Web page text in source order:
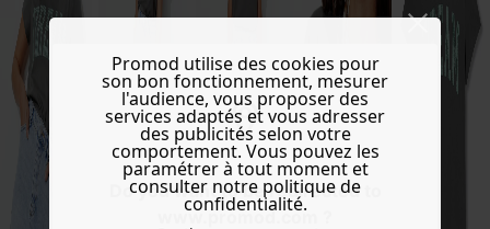
Do you want to be redirected to
www.promod.com ?
Promod utilise des cookies pour
son bon fonctionnement, mesurer
l'audience, vous proposer des
services adaptés et vous adresser
des publicités selon votre
comportement. Vous pouvez les
paramétrer à tout moment et
consulter notre politique de
confidentialité.